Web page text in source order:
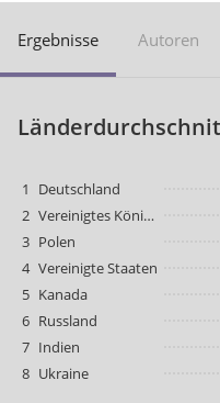
Ergebnisse Autoren
1 Deutschland
2
Vereinigtes Königreich
3 Polen
4 Vereinigte Staaten
5 Kanada
6 Russland
7 Indien
8 Ukraine